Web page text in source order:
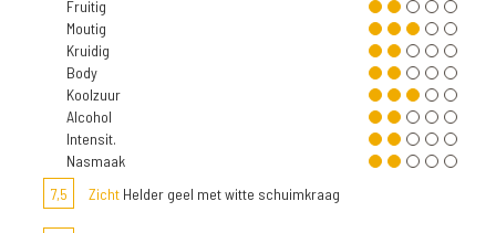
Fruitig
Moutig
Kruidig
Body
Koolzuur
Alcohol
Intensit.
Nasmaak
7,5
Zicht Helder geel met witte schuimkraag